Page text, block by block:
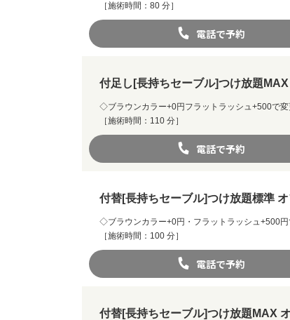
［施術時間：80 分］
電話で予約
付足し[長持ちセーブル]つけ放題
◇ブラウンカラー+0円フラットラッシュ+500で
［施術時間：110 分］
電話で予約
付替[長持ちセーブル]つけ放題標準
◇ブラウンカラー+0円・フラットラッシュ+500
［施術時間：100 分］
電話で予約
付替[長持ちセーブル]つけ放題MAX